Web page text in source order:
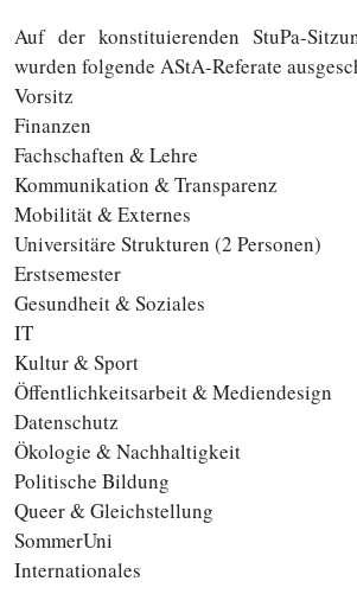
Auf der konstituierenden StuPa-
wurden folgende AStA-Referate
Vorsitz
Finanzen
Fachschaften & Lehre
Kommunikation & Transparenz
Mobilität & Externes
Universitäre Strukturen (2 Personen)
Erstsemester
Gesundheit & Soziales
IT
Kultur & Sport
Öffentlichkeitsarbeit & Mediendesign
Datenschutz
Ökologie & Nachhaltigkeit
Politische Bildung
Queer & Gleichstellung
SommerUni
Internationales